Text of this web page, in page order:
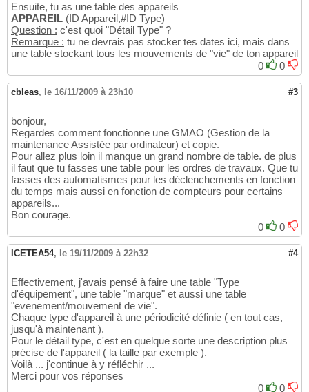
Ensuite, tu as une table des appareils
APPAREIL (ID Appareil,#ID Type)
Question : c'est quoi "Détail Type" ?
Remarque : tu ne devrais pas stocker tes dates ici, mais dans
une table stockant tous les mouvements de "vie" de ton appareil
0
0
cbleas, le 16/11/2009 à 23h10 #3
bonjour,
Regardes comment fonctionne une GMAO (Gestion de la
maintenance Assistée par ordinateur) et copie.
Pour allez plus loin il manque un grand nombre de table. de plus
il faut que tu fasses une table pour les ordres de travaux. Que tu
fasses des automatismes pour les déclenchements en fonction
du temps mais aussi en fonction de compteurs pour certains
appareils...
Bon courage.
0
0
ICETEA54, le 19/11/2009 à 22h32 #4
Effectivement, j'avais pensé à faire une table "Type
d'équipement", une table "marque" et aussi une table
"evenement/mouvement de vie".
Chaque type d'appareil à une périodicité définie ( en tout cas,
jusqu'à maintenant ).
Pour le détail type, c'est en quelque sorte une description plus
précise de l'appareil ( la taille par exemple ).
Voilà ... j'continue à y réfléchir ...
Merci pour vos réponses
0
0